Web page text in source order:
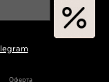
Оферта